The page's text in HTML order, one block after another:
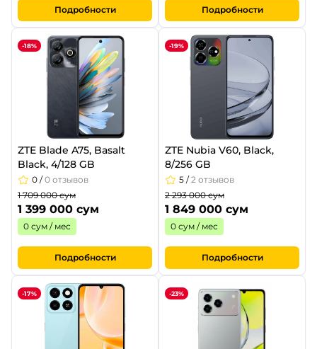
Подробности Подробности
-18%
ZTE Blade A75, Basalt
Black, 4/128 GB
0 /0 отзывов
1 709 000 сум
1 399 000 сум
0 сум / мес
Подробности
-19%
ZTE Nubia V60, Black,
8/256 GB
5 /2 отзывов
2 293 000 сум
1 849 000 сум
0 сум / мес
Подробности
-17% -23%